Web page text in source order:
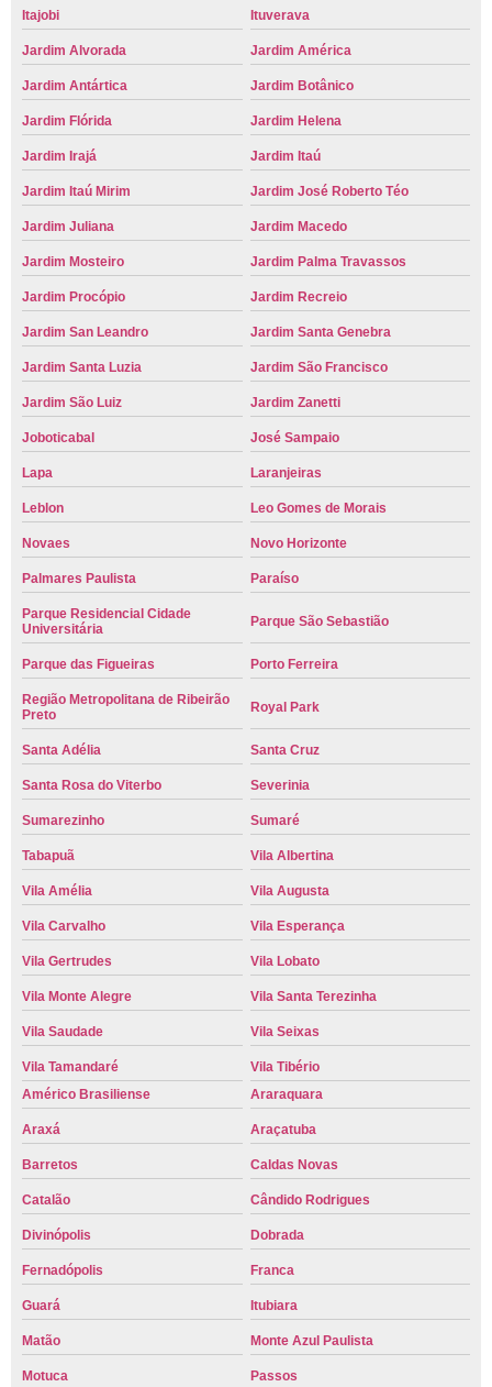
Itajobi Ituverava
Jardim Alvorada Jardim América
Jardim Antártica Jardim Botânico
Jardim Flórida Jardim Helena
Jardim Irajá Jardim Itaú
Jardim Itaú Mirim Jardim José Roberto Téo
Jardim Juliana Jardim Macedo
Jardim Mosteiro Jardim Palma Travassos
Jardim Procópio Jardim Recreio
Jardim San Leandro Jardim Santa Genebra
Jardim Santa Luzia Jardim São Francisco
Jardim São Luiz Jardim Zanetti
Joboticabal José Sampaio
Lapa Laranjeiras
Leblon Leo Gomes de Morais
Novaes Novo Horizonte
Palmares Paulista Paraíso
Parque Residencial Cidade
Universitária
Parque São Sebastião
Parque das Figueiras Porto Ferreira
Região Metropolitana de Ribeirão
Preto
Royal Park
Santa Adélia Santa Cruz
Santa Rosa do Viterbo Severinia
Sumarezinho Sumaré
Tabapuã Vila Albertina
Vila Amélia Vila Augusta
Vila Carvalho Vila Esperança
Vila Gertrudes Vila Lobato
Vila Monte Alegre Vila Santa Terezinha
Vila Saudade Vila Seixas
Vila Tamandaré
Vila Tibério
Américo Brasiliense
Araraquara
Araxá Araçatuba
Barretos Caldas Novas
Catalão Cândido Rodrigues
Divinópolis Dobrada
Fernadópolis Franca
Guará Itubiara
Matão Monte Azul Paulista
Motuca Passos